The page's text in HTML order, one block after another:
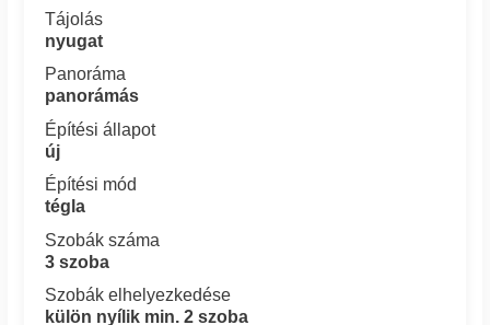
Tájolás
nyugat
Panoráma
panorámás
Építési állapot
új
Építési mód
tégla
Szobák száma
3 szoba
Szobák elhelyezkedése
külön nyílik min. 2 szoba